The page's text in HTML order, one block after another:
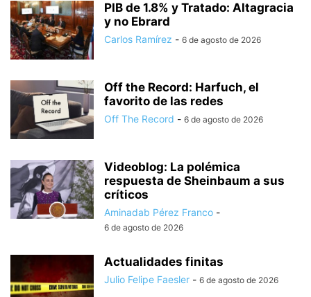
PIB de 1.8% y Tratado: Altagracia
y no Ebrard
Carlos Ramírez - 6 de agosto de 2026
Off the Record: Harfuch, el
favorito de las redes
Off The Record - 6 de agosto de 2026
Videoblog: La polémica
respuesta de Sheinbaum a sus
críticos
Aminadab Pérez Franco -
6 de agosto de 2026
Actualidades finitas
Julio Felipe Faesler - 6 de agosto de 2026